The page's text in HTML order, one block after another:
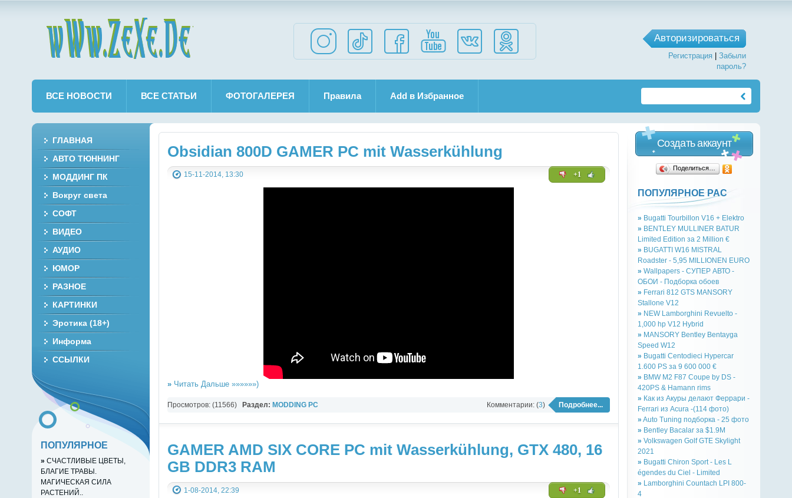
Авторизироваться
Регистрация |Забыли
пароль?
ВСЕ НОВОСТИ ВСЕ СТАТЬИ ФОТОГАЛЕРЕЯ Правила Add в Избранное
Obsidian 800D GAMER PC mit Wasserkühlung
+1
15-11-2014, 13:30
»Читать Дальше »»»»»»)
Подробнее...
Комментарии: (3)
Просмотров: (11566) Раздел: MODDING PC
GAMER AMD SIX CORE PC mit Wasserkühlung, GTX 480, 16
GB DDR3 RAM
+1
1-08-2014, 22:39
Создать аккаунт
Поделиться…
ПОПУЛЯРНОЕ РАС
» Bugatti Tourbillon V16 + Elektro
» BENTLEY MULLINER BATUR
Limited Edition за 2 Million €
» BUGATTI W16 MISTRAL
Roadster - 5,95 MILLIONEN EURO
» Wallpapers - СУПЕР АВТО -
ОБОИ - Подборка обоев
» Ferrari 812 GTS MANSORY
Stallone V12
» NEW Lamborghini Revuelto -
1,000 hp V12 Hybrid
» MANSORY Bentley Bentayga
Speed W12
» Bugatti Centodieci Hypercar
1.600 PS за 9 600 000 €
» BMW M2 F87 Coupe by DS -
420PS & Hamann rims
» Как из Акуры делают Феррари -
Ferrari из Acura -(114 фото)
» Auto Tuning подборка - 25 фото
» Bentley Bacalar за $1.9M
» Volkswagen Golf GTE Skylight
2021
» Bugatti Chiron Sport - Les L
égendes du Ciel - Limited
» Lamborghini Countach LPI 800-
4
ГЛАВНАЯ
АВТО ТЮННИНГ
МОДДИНГ ПК
Вокруг света
СОФТ
ВИДЕО
АУДИО
ЮМОР
РАЗНОЕ
КАРТИНКИ
Эротика (18+)
Информа
ССЫЛКИ
ПОПУЛЯРНОЕ
» СЧАСТЛИВЫЕ ЦВЕТЫ,
БЛАГИЕ ТРАВЫ.
МАГИЧЕСКАЯ СИЛА
РАСТЕНИЙ..